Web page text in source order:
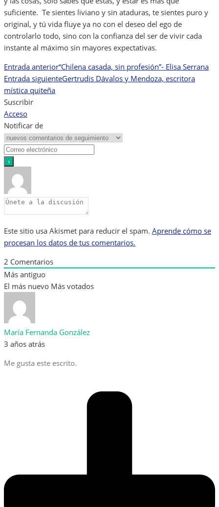
suficiente. Te sientes liviano y sin ataduras, te sientes puro y
original, y tú vida fluye ya no con el deseo del ego de
controlarlo todo, sino con la confianza del ser de vivir cada
instante al máximo sin mayores expectativas.
Navegación
de
entradas
Entrada anterior“Chilena casada, sin profesión”- Elisa Serrana
Entrada siguienteGertrudis Dávalos y Mendoza, escritora
mística quiteña
Suscribir
Acceso
Notificar de
Este sitio usa Akismet para reducir el spam. Aprende cómo se
procesan los datos de tus comentarios.
2 Comentarios
Más antiguo
El más nuevo Más votados
María Fernanda González
3 años atrás
Me gusta este escrito.